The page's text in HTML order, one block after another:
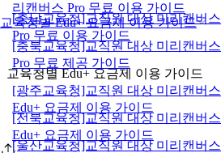
교육청별 Edu+ 요금제 이용 가이드
리캔버스 Pro 무료 이용 가이드
[충남교육청]교직원 대상 미리캔버스
Pro 무료 이용 가이드
[충북교육청]교직원 대상 미리캔버스
Pro 무료 제공 가이드
교육청별 Edu+ 요금제 이용 가이드
[광주교육청]교직원 대상 미리캔버스
Edu+ 요금제 이용 가이드
[전북교육청]교직원 대상 미리캔버스
Edu+ 요금제 이용 가이드
[울산교육청]교직원 대상 미리캔버스